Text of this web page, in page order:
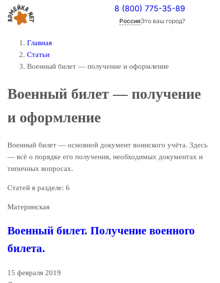
8 (800) 775-35-89
РоссияЭто ваш город?
Главная
Статьи
Военный билет — получение и оформление
Военный билет — получение
и оформление
Военный билет — основной документ воинского учёта. Здесь
— всё о порядке его получения, необходимых документах и
типичных вопросах.
Статей в разделе: 6
Материнская
Военный билет. Получение военного
билета.
15 февраля 2019